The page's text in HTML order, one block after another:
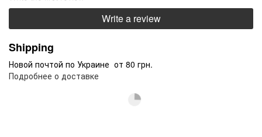
Write a review
Shipping
Новой почтой по Украине от 80 грн.
Подробнее о доставке